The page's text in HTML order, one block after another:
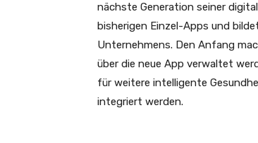
nächste Generation seiner
bisherigen Einzel-Apps und
Unternehmens. Den Anfang
über die neue App verwaltet
für weitere intelligente
integriert werden.